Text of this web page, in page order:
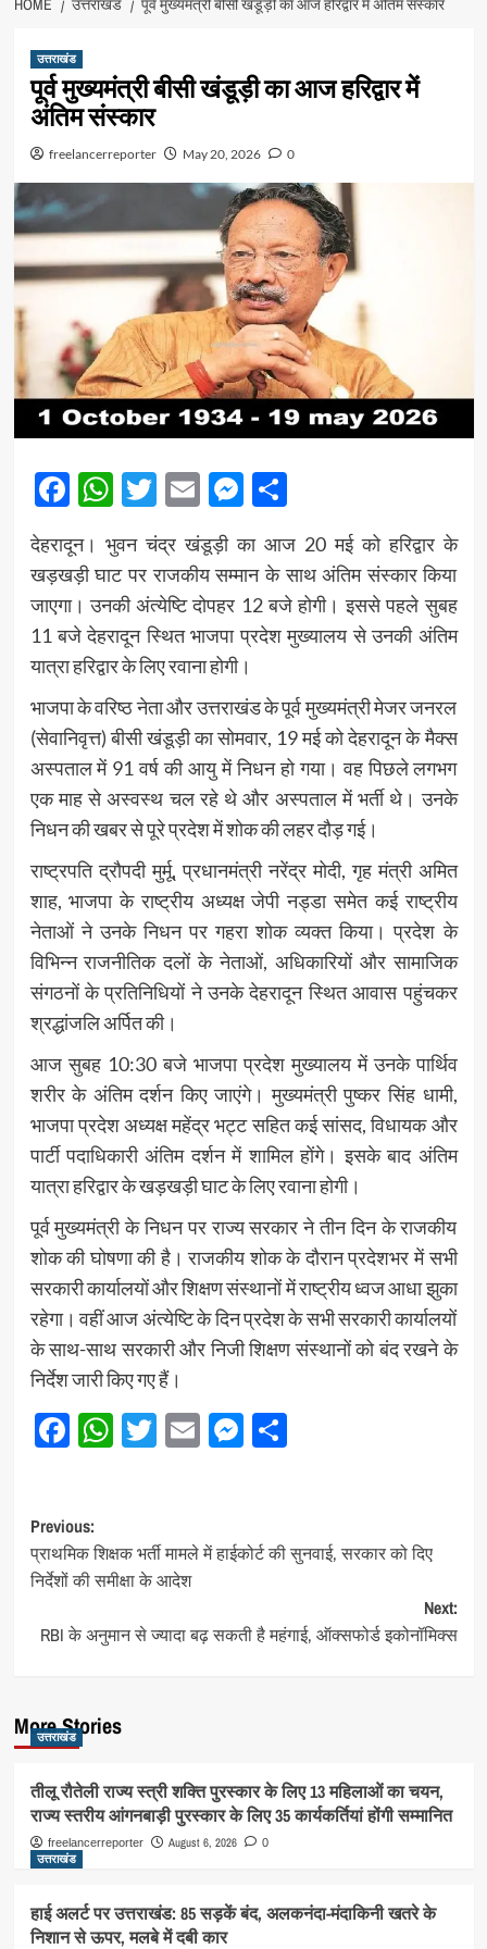
HOME उत्तराखंड पूर्व मुख्यमंत्री बीसी खंडूड़ी का आज हरिद्वार में अंतिम संस्कार
उत्तराखंड
पूर्व मुख्यमंत्री बीसी खंडूड़ी का आज हरिद्वार में
अंतिम संस्कार
freelancerreporter May 20, 2026 0
Facebook
WhatsApp
Twitter
EmailMessenger
Share
देहरादून। भुवन चंद्र खंडूड़ीका आज 20 मई को हरिद्वार के
खड़खड़ी घाट पर राजकीय सम्मान के साथ अंतिम संस्कार किया
जाएगा। उनकी अंत्येष्टि दोपहर 12 बजे होगी। इससे पहले सुबह
11 बजे देहरादून स्थित भाजपा प्रदेश मुख्यालय से उनकी अंतिम
यात्रा हरिद्वार के लिए रवाना होगी।
भाजपा के वरिष्ठ नेता और उत्तराखंड के पूर्व मुख्यमंत्री मेजर जनरल
(सेवानिवृत्त) बीसी खंडूड़ी का सोमवार, 19 मई को देहरादून के मैक्स
अस्पताल में 91 वर्ष की आयु में निधन हो गया। वह पिछले लगभग
एक माह से अस्वस्थ चल रहे थे और अस्पताल में भर्ती थे। उनके
निधन की खबर से पूरे प्रदेश में शोक की लहर दौड़ गई।
राष्ट्रपतिद्रौपदी मुर्मू, प्रधानमंत्रीनरेंद्र मोदी, गृह मंत्री अमित
शाह, भाजपा के राष्ट्रीय अध्यक्षजेपी नड्डासमेत कई राष्ट्रीय
नेताओं ने उनके निधन पर गहरा शोक व्यक्त किया। प्रदेश के
विभिन्न राजनीतिक दलों के नेताओं, अधिकारियों और सामाजिक
संगठनों के प्रतिनिधियों ने उनके देहरादून स्थित आवास पहुंचकर
श्रद्धांजलि अर्पित की।
आज सुबह 10:30 बजे भाजपा प्रदेश मुख्यालय में उनके पार्थिव
शरीर के अंतिम दर्शन किए जाएंगे। मुख्यमंत्रीपुष्कर सिंह धामी,
भाजपा प्रदेश अध्यक्षमहेंद्र भट्टसहित कई सांसद, विधायक और
पार्टी पदाधिकारी अंतिम दर्शन में शामिल होंगे। इसके बाद अंतिम
यात्रा हरिद्वार के खड़खड़ी घाट के लिए रवाना होगी।
पूर्व मुख्यमंत्री के निधन पर राज्य सरकार ने तीन दिन के राजकीय
शोक की घोषणा की है। राजकीय शोक के दौरान प्रदेशभर में सभी
सरकारी कार्यालयों और शिक्षण संस्थानों में राष्ट्रीय ध्वज आधा झुका
रहेगा। वहीं आज अंत्येष्टि के दिन प्रदेश के सभी सरकारी कार्यालयों
के साथ-साथ सरकारी और निजी शिक्षण संस्थानों को बंद रखने के
निर्देश जारी किए गए हैं।
Facebook
WhatsApp
Twitter
EmailMessenger
Share
Post
navigation
Previous:
प्राथमिक शिक्षक भर्ती मामले में हाईकोर्ट की सुनवाई, सरकार को दिए
निर्देशों की समीक्षा के आदेश
Next:
RBI के अनुमान से ज्यादा बढ़ सकती है महंगाई, ऑक्सफोर्ड इकोनॉमिक्स
More Stories
उत्तराखंड
तीलू रौतेली राज्य स्त्री शक्ति पुरस्कार के लिए 13 महिलाओं का चयन,
राज्य स्तरीय आंगनबाड़ी पुरस्कार के लिए 35 कार्यकर्तियां होंगी सम्मानित
freelancerreporter August 6, 2026 0
उत्तराखंड
हाई अलर्ट पर उत्तराखंड: 85 सड़कें बंद, अलकनंदा-मंदाकिनी खतरे के
निशान से ऊपर, मलबे में दबी कार